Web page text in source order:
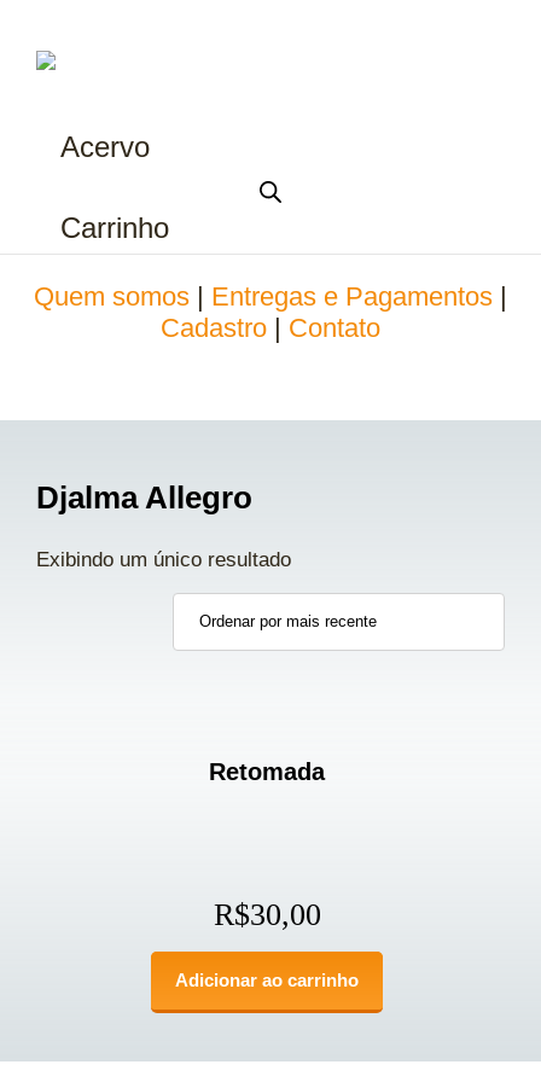
Acervo
Carrinho
Quem somos Entregas e Pagamentos
Cadastro
Contato
Djalma Allegro
Exibindo um único resultado
Retomada
R$30,00
Adicionar ao carrinho